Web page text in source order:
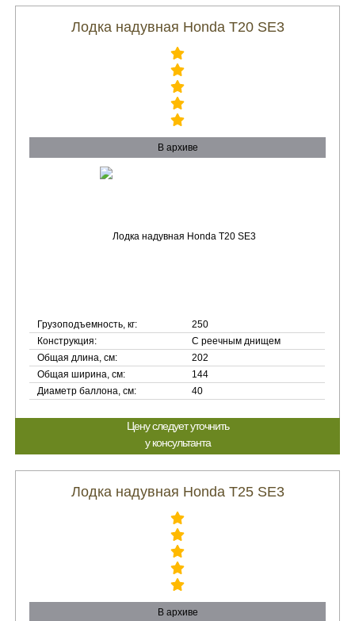
Лодка надувная Honda T20 SE3
В архиве
Грузоподъемность, кг:
250
Конструкция:
С реечным днищем
Общая длина, см:
202
Общая ширина, см:
144
Диаметр баллона, см:
40
Цену следует уточнить
у консультанта
Лодка надувная Honda T25 SE3
В архиве